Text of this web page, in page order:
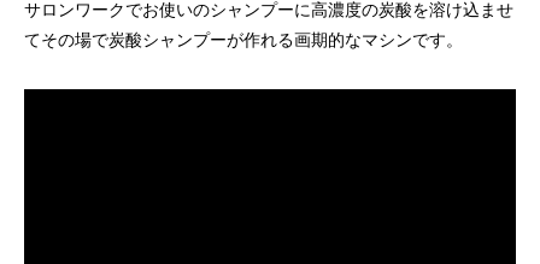
サロンワークでお使いのシャンプーに高濃度の炭酸を溶け込ませ
てその場で炭酸シャンプーが作れる画期的なマシンです。